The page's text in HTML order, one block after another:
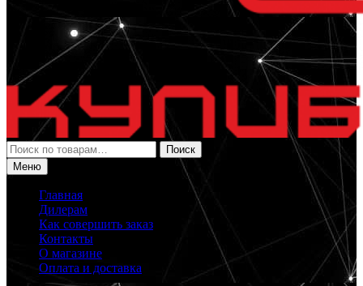
Искать:
Поиск
Меню
Главная
Дилерам
Как совершить заказ
Контакты
О магазине
Оплата и доставка